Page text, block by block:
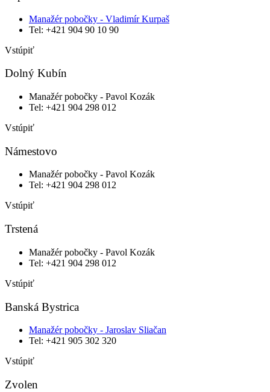
Manažér pobočky - Vladimír Kurpaš
Tel: +421 904 90 10 90
Vstúpiť
Dolný Kubín
Manažér pobočky - Pavol Kozák
Tel: ‭+421 904 298 012
Vstúpiť
Námestovo
Manažér pobočky - Pavol Kozák
Tel: ‭+421 904 298 012
Vstúpiť
Trstená
Manažér pobočky - Pavol Kozák
Tel: ‭+421 904 298 012
Vstúpiť
Banská Bystrica
Manažér pobočky - Jaroslav Sliačan
Tel: +421 905 302 320
Vstúpiť
Zvolen